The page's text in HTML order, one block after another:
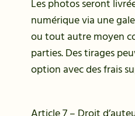
Les photos seront
numérique via une
ou tout autre moyen
parties. Des tirages
option avec des frais